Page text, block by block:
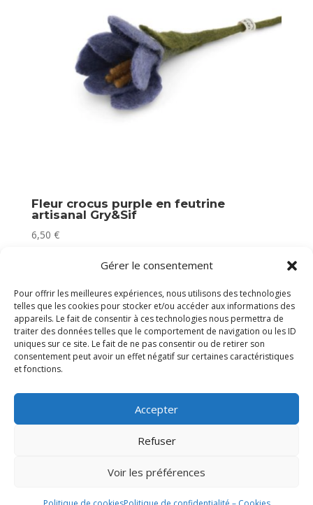
Gérer le consentement
Pour offrir les meilleures expériences, nous utilisons des technologies
telles que les cookies pour stocker et/ou accéder aux informations des
appareils. Le fait de consentir à ces technologies nous permettra de
traiter des données telles que le comportement de navigation ou les ID
uniques sur ce site. Le fait de ne pas consentir ou de retirer son
consentement peut avoir un effet négatif sur certaines caractéristiques
et fonctions.
Accepter
Refuser
Voir les préférences
Fleur crocus purple en feutrine
artisanal Gry&Sif
6,50 €